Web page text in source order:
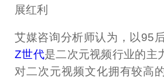
展红利
艾媒咨询分析师认为，以95
Z世代是二次元视频行业的主
对二次元视频文化拥有较高